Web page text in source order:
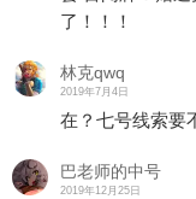
了！！！
林克qwq
2019年7月4日
在？七号线索要
巴老师的中号
2019年12月25日